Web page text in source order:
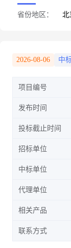
省份地区： 北
2026-08-06 中
项目编号
发布时间
投标截止时间
招标单位
中标单位
代理单位
相关产品
联系方式